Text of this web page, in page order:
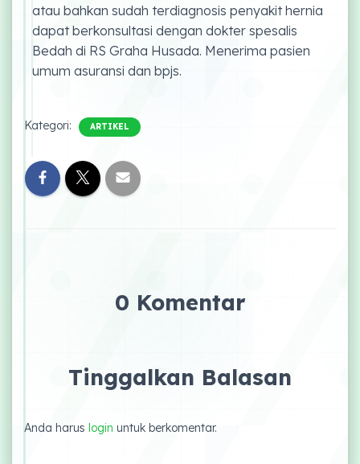
atau bahkan sudah terdiagnosis penyakit hernia
dapat berkonsultasi dengan dokter spesalis
Bedah di RS Graha Husada. Menerima pasien
umum asuransi dan bpjs.
Kategori: ARTIKEL
0 Komentar
Tinggalkan Balasan
Anda harus login untuk berkomentar.